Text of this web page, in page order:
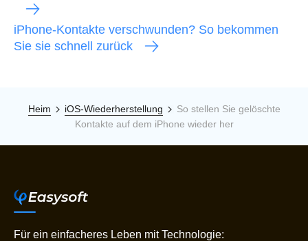
iPhone-Kontakte verschwunden? So bekommen
Sie sie schnell zurück
Heim iOS-Wiederherstellung
So stellen Sie gelöschte
Kontakte auf dem iPhone wieder her
Für ein einfacheres Leben mit Technologie: